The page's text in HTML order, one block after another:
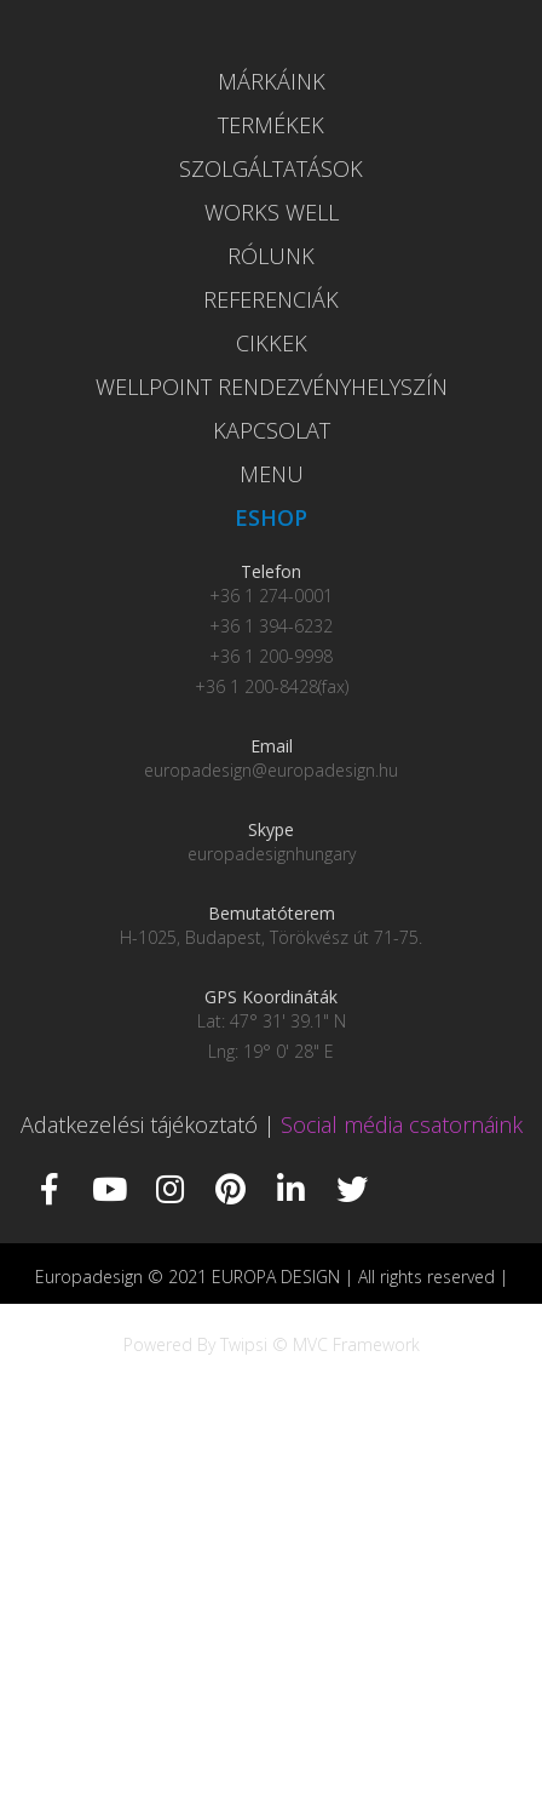
MÁRKÁINK
TERMÉKEK
SZOLGÁLTATÁSOK
WORKS WELL
RÓLUNK
REFERENCIÁK
CIKKEK
WELLPOINT RENDEZVÉNYHELYSZÍN
KAPCSOLAT
MENU
ESHOP
Telefon
+36 1 274-0001
+36 1 394-6232
+36 1 200-9998
+36 1 200-8428(fax)
Email
europadesign@europadesign.hu
Skype
europadesignhungary
Bemutatóterem
H-1025, Budapest, Törökvész út 71-75.
GPS Koordináták
Lat: 47° 31' 39.1" N
Lng: 19° 0' 28" E
Adatkezelési tájékoztató | Social média csatornáink
Europadesign © 2021 EUROPA DESIGN | All rights reserved |
Powered By Twipsi © MVC Framework